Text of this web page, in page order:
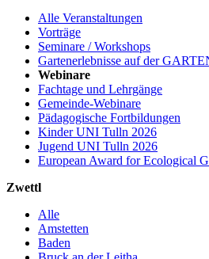
Alle Veranstaltungen
Vorträge
Seminare / Workshops
Gartenerlebnisse auf der
Webinare
Fachtage und Lehrgänge
Gemeinde-Webinare
Pädagogische Fortbildungen
Kinder UNI Tulln 2026
Jugend UNI Tulln 2026
European Award for Ecological
Zwettl
Alle
Amstetten
Baden